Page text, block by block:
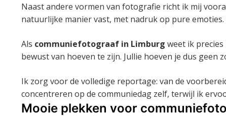
Naast andere vormen van fotografie richt ik mij
natuurlijke manier vast, met nadruk op pure
Als communiefotograaf in Limburg weet ik
bewust van hoeven te zijn. Jullie hoeven je dus
Ik zorg voor de volledige reportage: van de
concentreren op de communiedag zelf, terwijl ik
Mooie plekken voor